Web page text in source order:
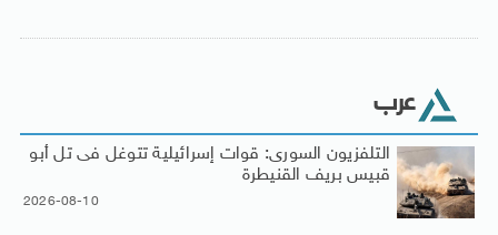
عرب
التلفزيون السورى: قوات إسرائيلية تتوغل فى تل أبو
قبيس بريف القنيطرة
2026-08-10